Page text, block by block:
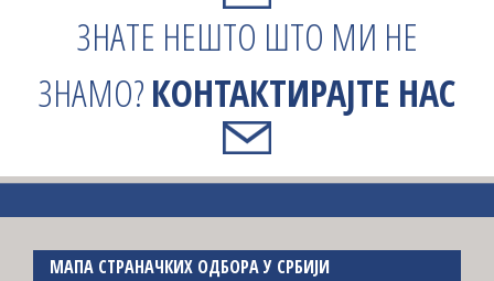
ЗНАТЕ НЕШТО ШТО МИ НЕ
ЗНАМО?КОНТАКТИРАЈТЕ НАС
МАПА СТРАНАЧКИХ ОДБОРА У СРБИЈИ